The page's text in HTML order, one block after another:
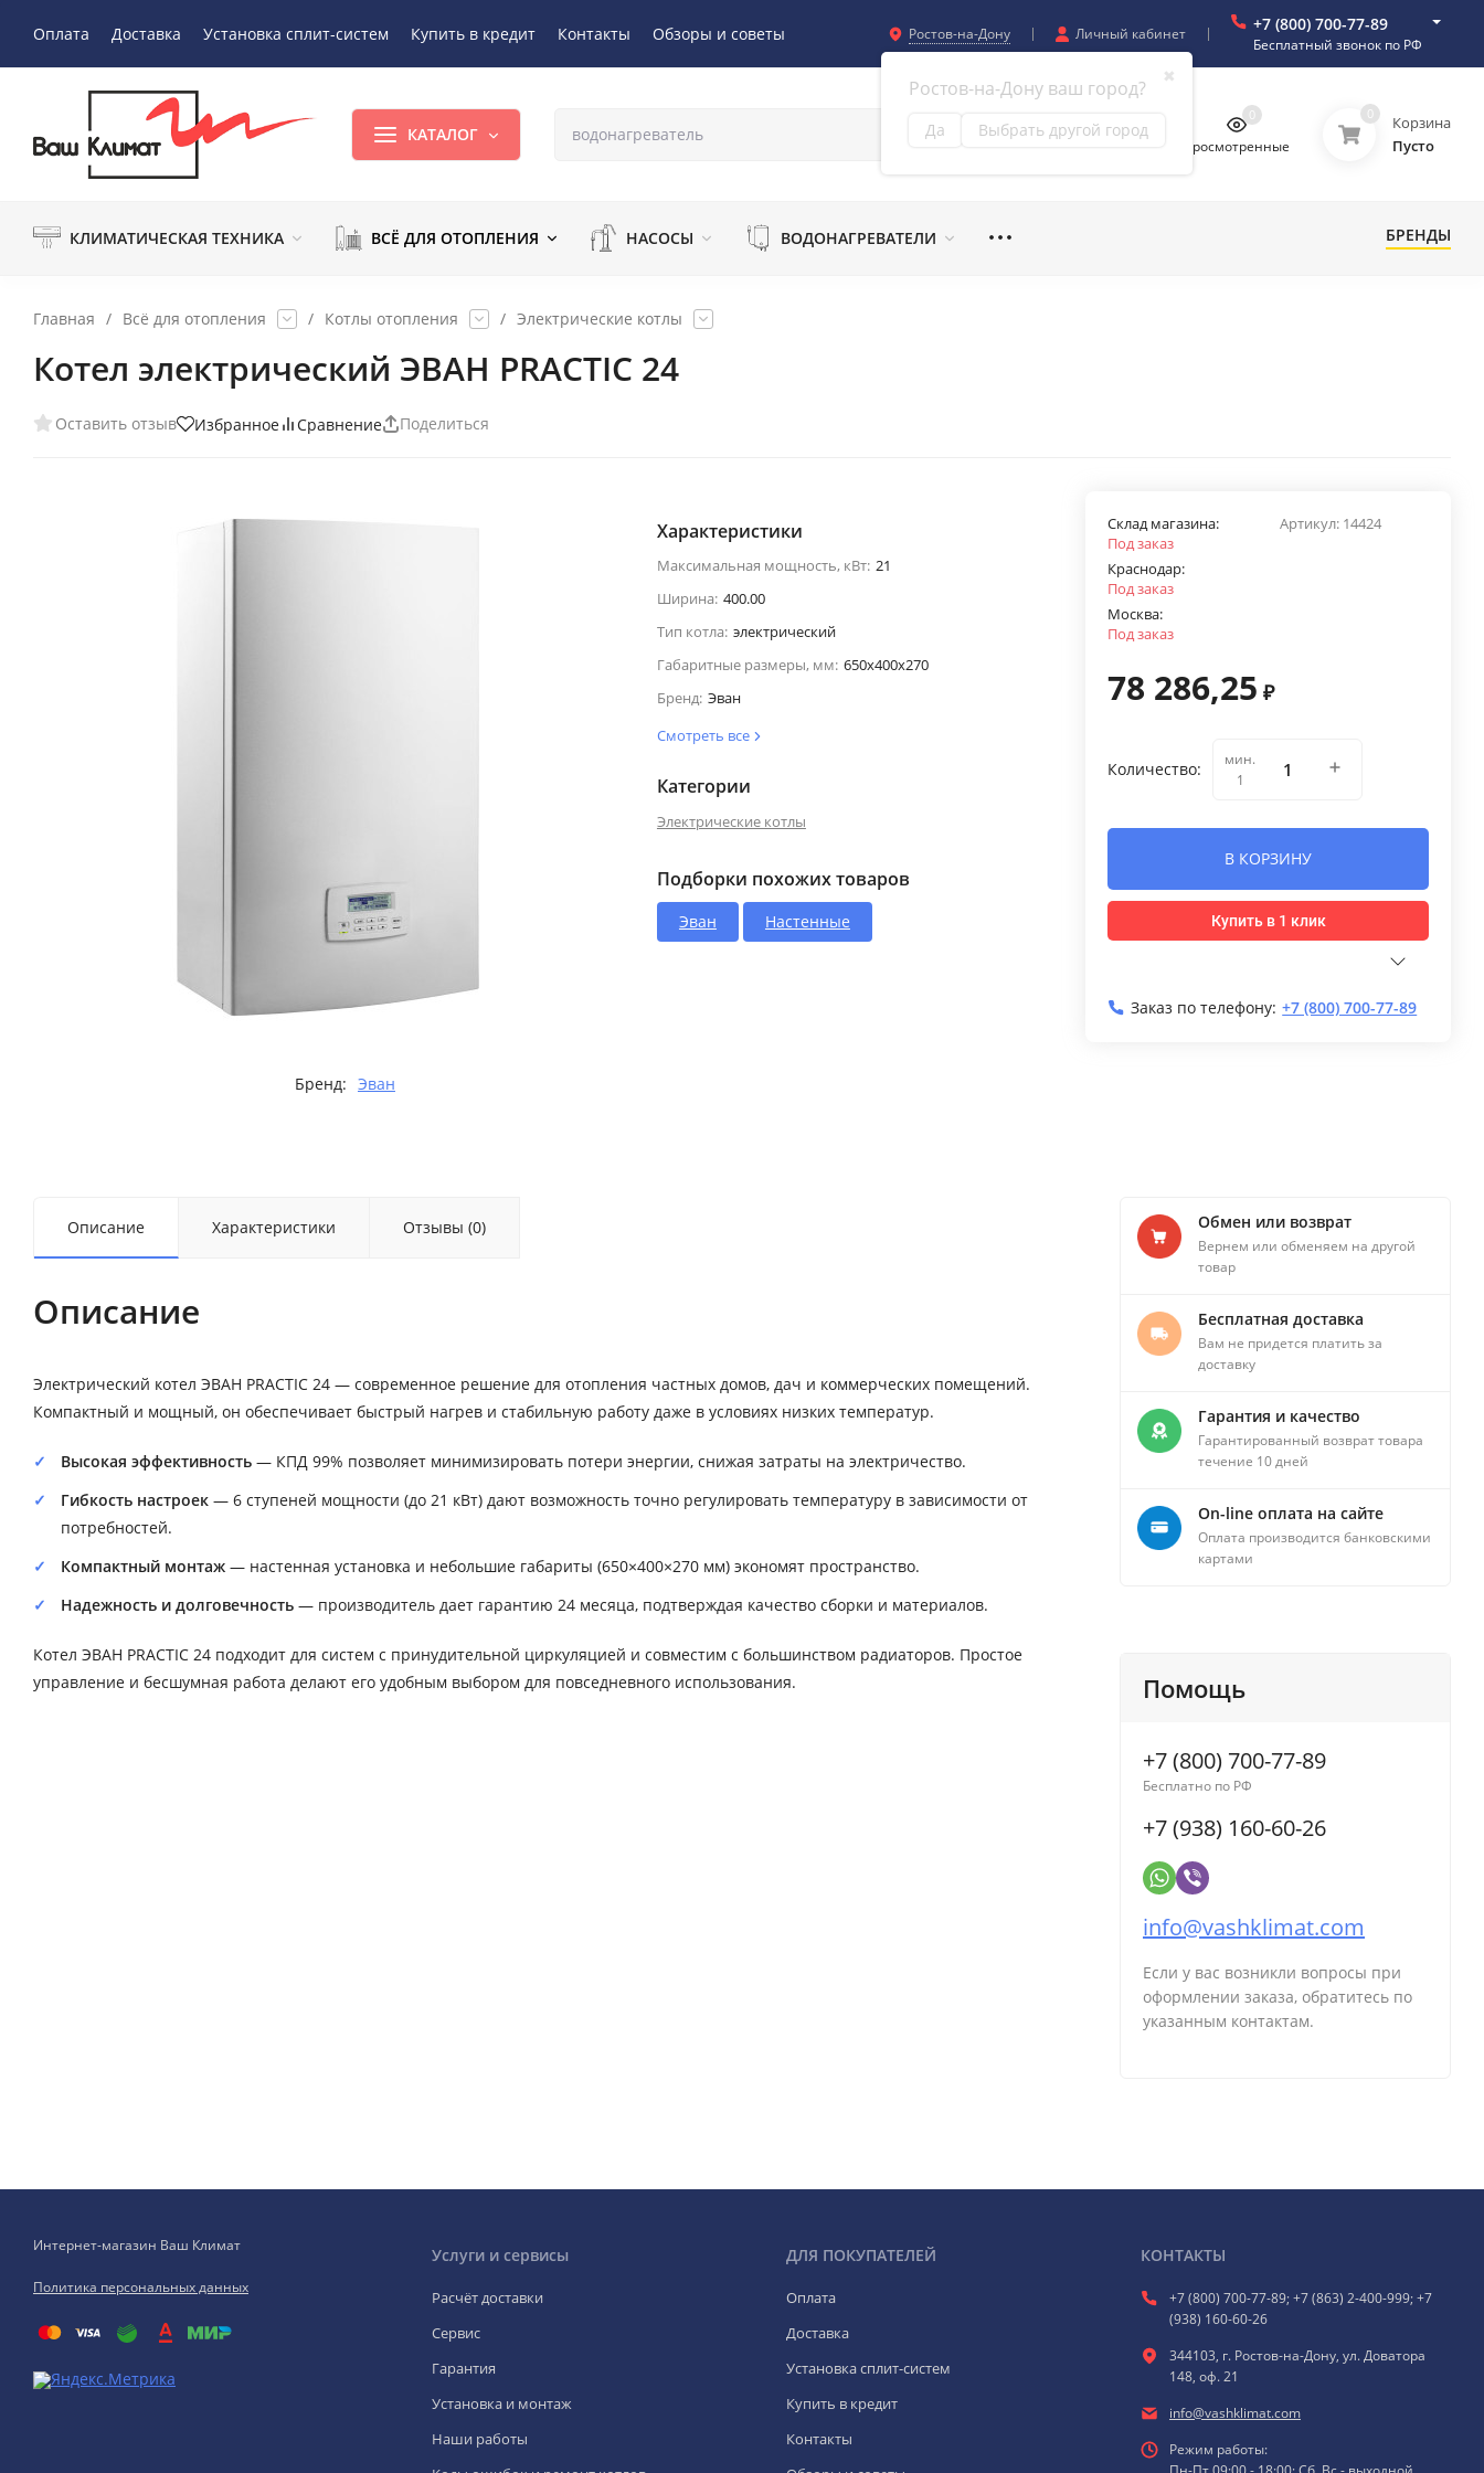
Оплата Доставка Установка сплит-систем Купить в кредит Контакты Обзоры и советы Ростов-на-Дону
✖
Ростов-на-Дону ваш город?
Да Выбрать другой город
Личный кабинет +7 (800) 700-77-89
Бесплатный звонок по РФ
КАТАЛОГ
Просмотренные
0 0
Корзина
Пусто
КЛИМАТИЧЕСКАЯ ТЕХНИКА ВСЁ ДЛЯ ОТОПЛЕНИЯ НАСОСЫ ВОДОНАГРЕВАТЕЛИ БРЕНДЫ
Главная / Всё для отопления / Котлы отопления / Электрические котлы
Котел электрический ЭВАН PRACTIC 24
Оставить отзыв Избранное Сравнение Поделиться
Бренд: Эван
Характеристики
Максимальная мощность, кВт: 21
Ширина: 400.00
Тип котла: электрический
Габаритные размеры, мм: 650х400х270
Бренд: Эван
Смотреть все
Категории
Электрические котлы
Подборки похожих товаров
Эван Настенные
Артикул: 14424
Склад магазина:
Под заказ
Краснодар:
Под заказ
Москва:
Под заказ
78 286,25 ₽
Количество:
мин.
1
В КОРЗИНУ
Купить в 1 клик
Заказ по телефону: +7 (800) 700-77-89
Описание Характеристики Отзывы (0)
Описание
Электрический котел ЭВАН PRACTIC 24 — современное решение для отопления частных домов, дач и коммерческих помещений.
Компактный и мощный, он обеспечивает быстрый нагрев и стабильную работу даже в условиях низких температур.
Высокая эффективность — КПД 99% позволяет минимизировать потери энергии, снижая затраты на электричество.
Гибкость настроек — 6 ступеней мощности (до 21 кВт) дают возможность точно регулировать температуру в зависимости от
потребностей.
Компактный монтаж — настенная установка и небольшие габариты (650×400×270 мм) экономят пространство.
Надежность и долговечность — производитель дает гарантию 24 месяца, подтверждая качество сборки и материалов.
Котел ЭВАН PRACTIC 24 подходит для систем с принудительной циркуляцией и совместим с большинством радиаторов. Простое
управление и бесшумная работа делают его удобным выбором для повседневного использования.
Обмен или возврат
Вернем или обменяем на другой
товар
Бесплатная доставка
Вам не придется платить за
доставку
Гарантия и качество
Гарантированный возврат товара
течение 10 дней
On-line оплата на сайте
Оплата производится банковскими
картами
Помощь
+7 (800) 700-77-89
Бесплатно по РФ
+7 (938) 160-60-26
info@vashklimat.com
Если у вас возникли вопросы при
оформлении заказа, обратитесь по
указанным контактам.
Интернет-магазин Ваш Климат
Политика персональных данных
Услуги и сервисы
Расчёт доставки
Сервис
Гарантия
Установка и монтаж
Наши работы
ДЛЯ ПОКУПАТЕЛЕЙ
Оплата
Доставка
Установка сплит-систем
Купить в кредит
Контакты
КОНТАКТЫ
+7 (800) 700-77-89; +7 (863) 2-400-999; +7
(938) 160-60-26
344103, г. Ростов-на-Дону, ул. Доватора
148, оф. 21
info@vashklimat.com
Режим работы: